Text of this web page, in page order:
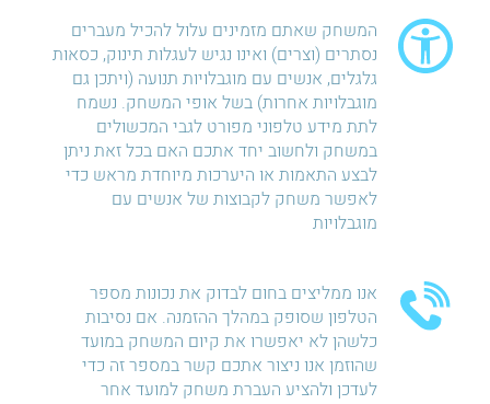
המשחק שאתם מזמינים עלול להכיל מעברים
נסתרים (וצרים) ואינו נגיש לעגלות תינוק, כסאות
גלגלים, אנשים עם מוגבלויות תנועה (ויתכן גם
מוגבלויות אחרות) בשל אופי המשחק. נשמח
לתת מידע טלפוני מפורט לגבי המכשולים
במשחק ולחשוב יחד אתכם האם בכל זאת ניתן
לבצע התאמות או היערכות מיוחדת מראש כדי
לאפשר משחק לקבוצות של אנשים עם
מוגבלויות
אנו ממליצים בחום לבדוק את נכונות מספר
הטלפון שסופק במהלך ההזמנה. אם נסיבות
כלשהן לא יאפשרו את קיום המשחק במועד
שהוזמן אנו ניצור אתכם קשר במספר זה כדי
לעדכן ולהציע העברת משחק למועד אחר